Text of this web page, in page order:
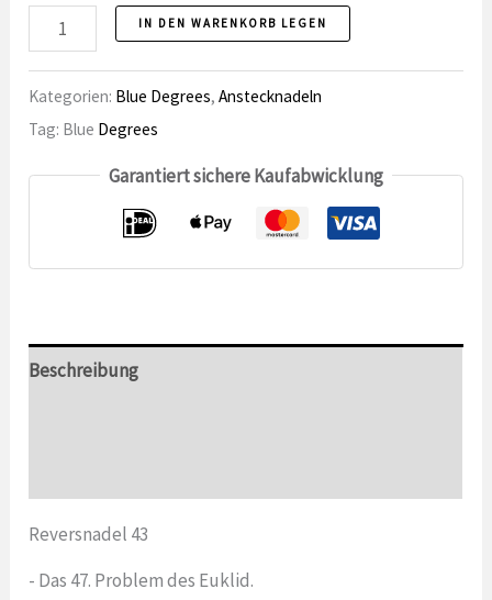
Reversnadel
43
Euklid-
Zahl
IN DEN WARENKORB LEGEN
Kategorien: Blue Degrees,Anstecknadeln
Tag: Blue Degrees
Garantiert sichere Kaufabwicklung
Beschreibung
Reversnadel 43
- Das 47. Problem des Euklid.